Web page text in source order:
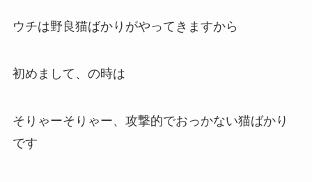
ウチは野良猫ばかりがやってきますから
初めまして、の時は
そりゃーそりゃー、攻撃的でおっかない猫ばかり
です